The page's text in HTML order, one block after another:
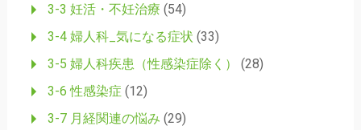
3-3 妊活・不妊治療 (54)
3-4 婦人科_気になる症状 (33)
3-5 婦人科疾患（性感染症除く）
(28)
3-6 性感染症 (12)
3-7 月経関連の悩み (29)